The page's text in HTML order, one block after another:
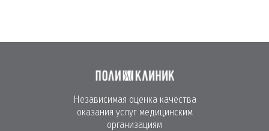
Независимая оценка качества
оказания услуг медицинским
организациям